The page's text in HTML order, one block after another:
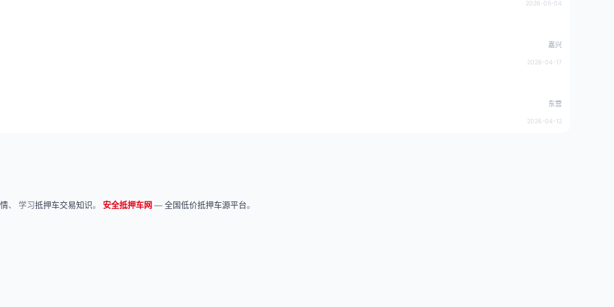
2026-05-04
嘉兴
2026-04-17
东营
2026-04-12
、 学习抵押车交易知识。 安全抵押车网 — 全国低价抵押车源平台。